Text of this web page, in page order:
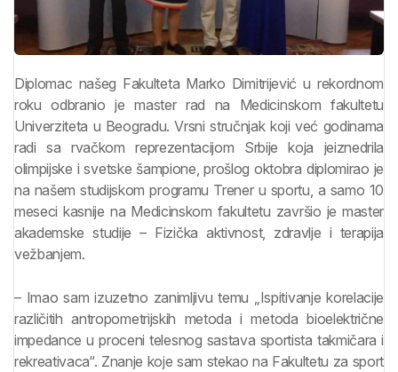
Diplomac našeg Fakulteta Marko Dimitrijević u rekordnom
roku odbranio je master rad na Medicinskom fakultetu
Univerziteta u Beogradu. Vrsni stručnjak koji već godinama
radi sa rvačkom reprezentacijom Srbije koja jeiznedrila
olimpijske i svetske šampione, prošlog oktobra diplomirao je
na našem studijskom programu Trener u sportu, a samo 10
meseci kasnije na Medicinskom fakultetu završio je master
akademske studije – Fizička aktivnost, zdravlje i terapija
vežbanjem.
– Imao sam izuzetno zanimljivu temu „Ispitivanje korelacije
različitih antropometrijskih metoda i metoda bioelektrične
impedance u proceni telesnog sastava sportista takmičara i
rekreativaca“. Znanje koje sam stekao na Fakultetu za sport